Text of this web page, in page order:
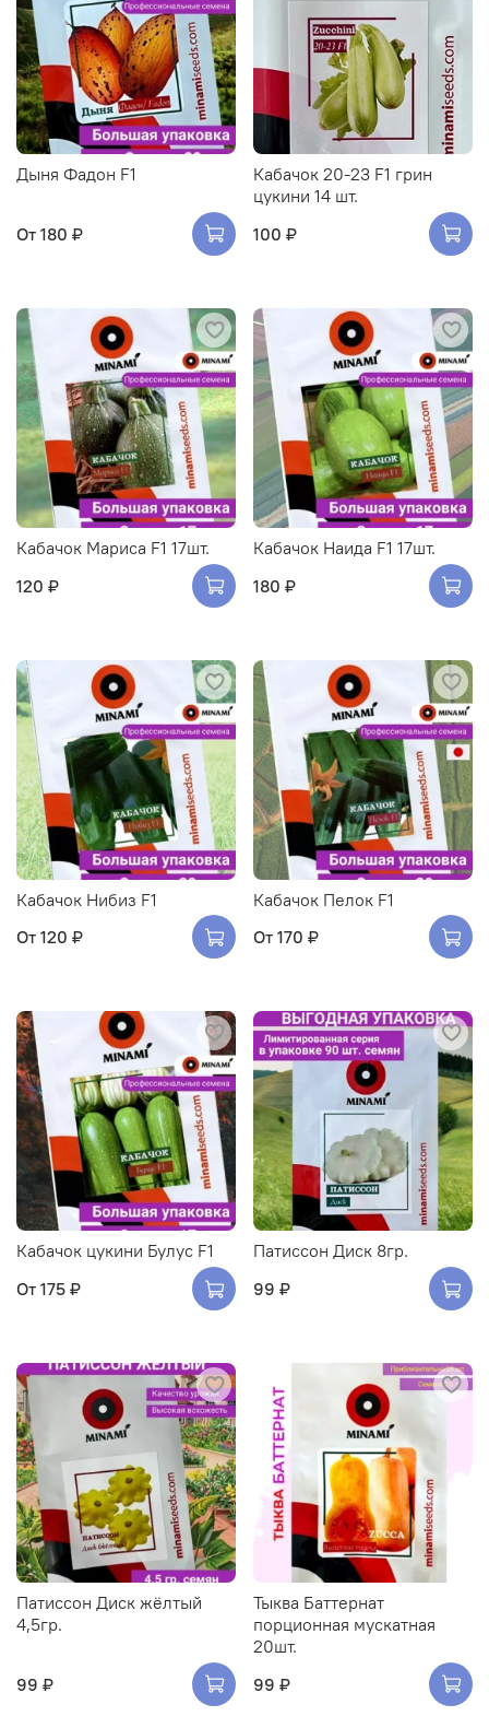
Дыня Фадон F1
От 180 ₽
Кабачок 20-23 F1 грин
цукини 14 шт.
100 ₽
Кабачок Мариса F1 17шт.
120 ₽
Кабачок Наида F1 17шт.
180 ₽
Кабачок Нибиз F1
От 120 ₽
Кабачок Пелок F1
От 170 ₽
Кабачок цукини Булус F1
От 175 ₽
Патиссон Диск 8гр.
99 ₽
Патиссон Диск жёлтый
4,5гр.
99 ₽
Тыква Баттернат
порционная мускатная
20шт.
99 ₽